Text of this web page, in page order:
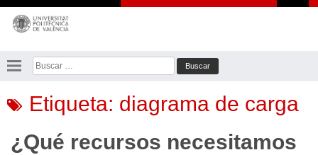
Saltar
contenido
Buscar:
Etiqueta: diagrama de carga
¿Qué recursos necesitamos